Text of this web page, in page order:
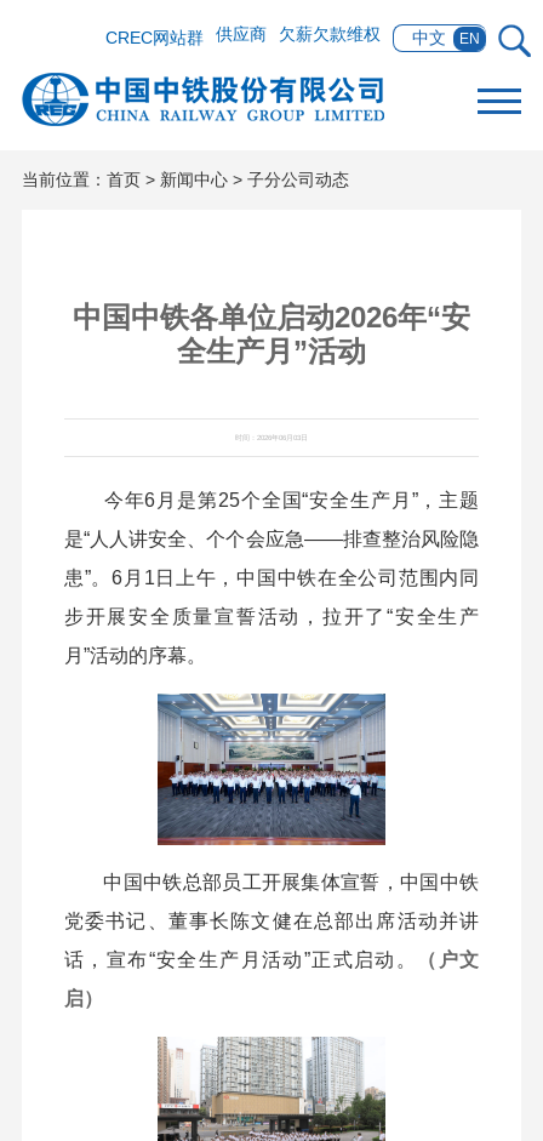
中文 EN
欠薪欠款维权
供应商
CREC网站群
当前位置： 首页> 新闻中心> 子分公司动态
中国中铁各单位启动2026年“安
全生产月”活动
时间：2026年06月03日
今年6月是第25个全国“安全生产月”，主题
是“人人讲安全、个个会应急——排查整治风险隐
患”。6月1日上午，中国中铁在全公司范围内同
步开展安全质量宣誓活动，拉开了“安全生产
月”活动的序幕。
中国中铁总部员工开展集体宣誓，中国中铁
党委书记、董事长陈文健在总部出席活动并讲
话，宣布“安全生产月活动”正式启动。
（户文
启）